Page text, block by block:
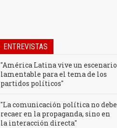
ENTREVISTAS
"América Latina vive un escenario
lamentable para el tema de los
partidos políticos"
"La comunicación política no debe
recaer en la propaganda, sino en
la interacción directa"